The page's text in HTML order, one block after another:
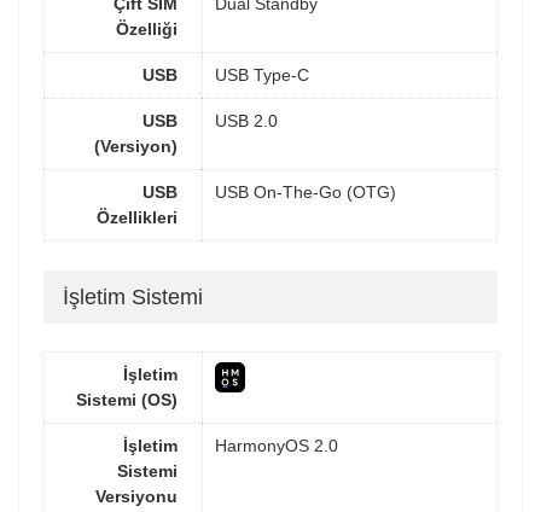
Çift SIM
Özelliği
Dual Standby
USB USB Type-C
USB
(Versiyon)
USB 2.0
USB
Özellikleri
USB On-The-Go (OTG)
İşletim Sistemi
İşletim
Sistemi (OS)
İşletim
Sistemi
Versiyonu
HarmonyOS 2.0